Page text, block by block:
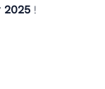
2025 !